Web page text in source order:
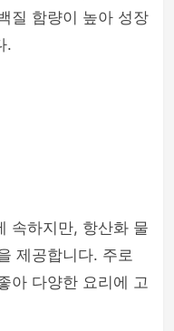
질 함량이 높아 성장
.
속하지만, 항산화 물
제공합니다. 주로
아 다양한 요리에 고